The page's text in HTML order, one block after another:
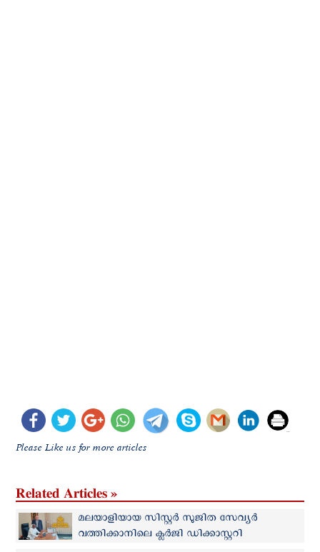
Please Like us for more articles
Related Articles »
മലയാളിയായ സിസ്റ്റർ സുജിത സേവ്യർ
വത്തിക്കാനിലെ ക്ലർജി ഡിക്കാസ്റ്ററി